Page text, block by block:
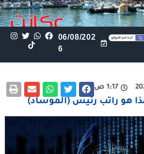
06/08/202
6
1:17 ص
هو راتب رئيس (الموساد)